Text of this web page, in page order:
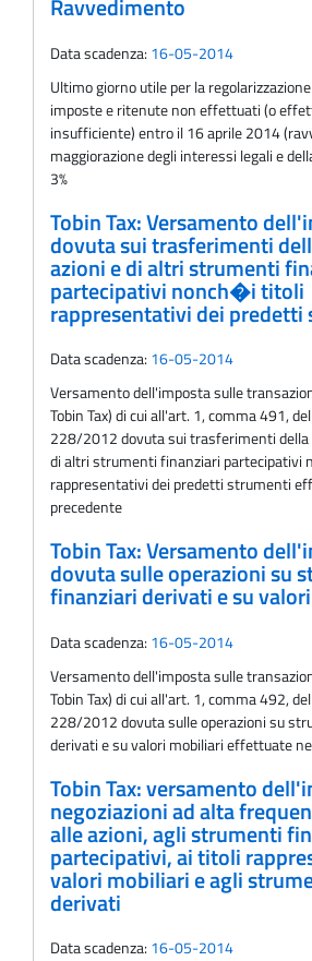
Ravvedimento
Data scadenza: 16-05-2014
Ultimo giorno utile per la
imposte e ritenute non effettuati (o
insufficiente) entro il 16 aprile 2014
maggiorazione degli interessi legali e
3%
Tobin Tax: Versamento
dovuta sui trasferimenti
azioni e di altri strumenti
partecipativi nonch�i titoli
rappresentativi dei predetti
Data scadenza: 16-05-2014
Versamento dell'imposta sulle
Tobin Tax) di cui all'art. 1, comma 491,
228/2012 dovuta sui trasferimenti
di altri strumenti finanziari
rappresentativi dei predetti strumenti
precedente
Tobin Tax: Versamento
dovuta sulle operazioni su
finanziari derivati e su
Data scadenza: 16-05-2014
Versamento dell'imposta sulle
Tobin Tax) di cui all'art. 1, comma 492,
228/2012 dovuta sulle operazioni su
derivati e su valori mobiliari effettuate
Tobin Tax: versamento
negoziazioni ad alta
alle azioni, agli strumenti
partecipativi, ai titoli
valori mobiliari e agli
derivati
Data scadenza: 16-05-2014